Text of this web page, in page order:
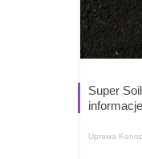
Super
Uprawa